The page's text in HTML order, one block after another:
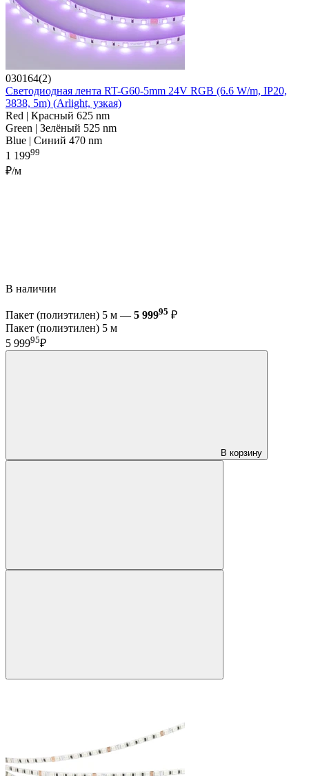
030164(2)
Светодиодная лента RT-G60-5mm 24V RGB (6.6 W/m, IP20,
3838, 5m) (Arlight, узкая)
Red | Красный 625 nm
Green | Зелёный 525 nm
Blue | Синий 470 nm
1 19999
₽/м
В наличии
Пакет (полиэтилен) 5 м — 5 99995 ₽
Пакет (полиэтилен) 5 м
5 99995₽
В корзину